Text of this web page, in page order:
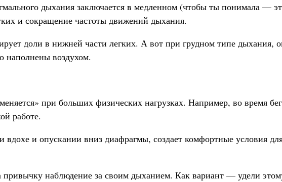
дыхания заключается в медленном (чтобы ты понимала —
и сокращение частоты движений дыхания.
доли в нижней части легких. А вот при грудном типе дыхания,
наполнены воздухом.
при больших физических нагрузках. Например, во время
работе.
и опускании вниз диафрагмы, создает комфортные условия
привычку наблюдение за своим дыханием. Как вариант — удели